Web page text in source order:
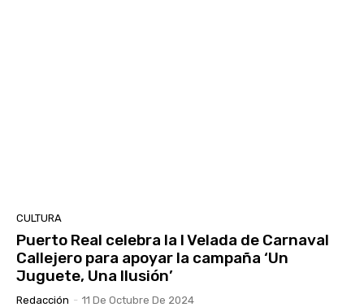
CULTURA
Puerto Real celebra la I Velada de Carnaval
Callejero para apoyar la campaña ‘Un
Juguete, Una Ilusión’
Redacción - 11 De Octubre De 2024